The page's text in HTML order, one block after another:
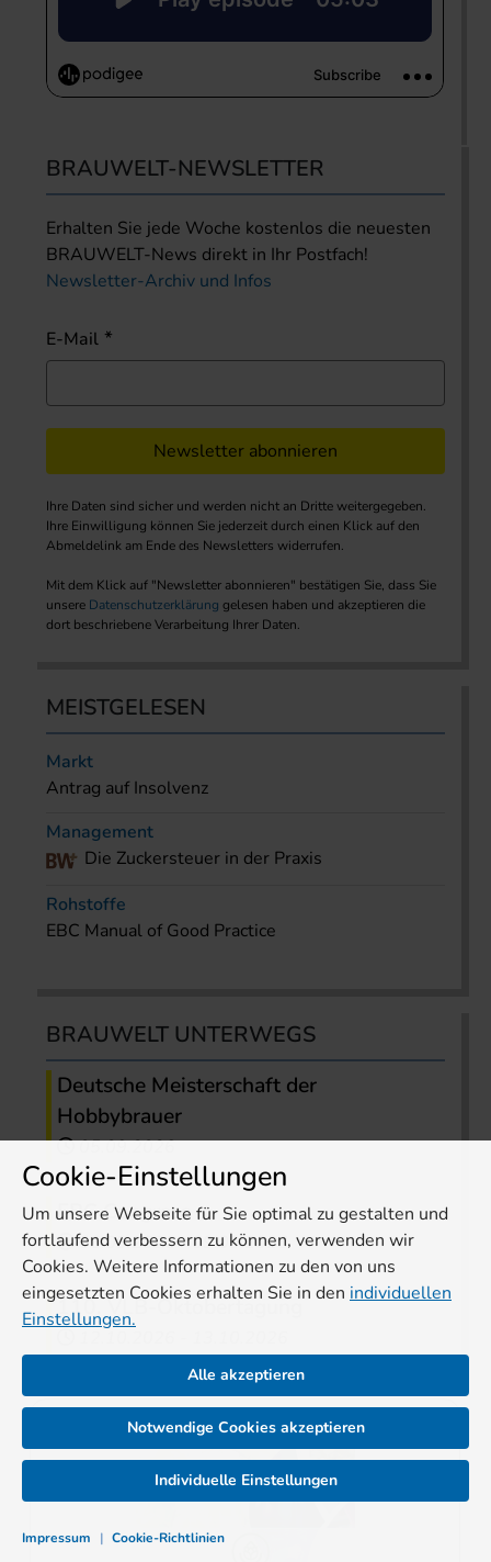
BRAUWELT-NEWSLETTER
Erhalten Sie jede Woche kostenlos die neuesten
BRAUWELT-News direkt in Ihr Postfach!
Newsletter-Archiv und Infos
E-Mail
Newsletter abonnieren
Ihre Daten sind sicher und werden nicht an Dritte weitergegeben.
Ihre Einwilligung können Sie jederzeit durch einen Klick auf den
Abmeldelink am Ende des Newsletters widerrufen.
Mit dem Klick auf "Newsletter abonnieren" bestätigen Sie, dass Sie
unsere Datenschutzerklärung gelesen haben und akzeptieren die
dort beschriebene Verarbeitung Ihrer Daten.
MEISTGELESEN
Markt
Antrag auf Insolvenz
Management
Die Zuckersteuer in der Praxis
Rohstoffe
EBC Manual of Good Practice
BRAUWELT UNTERWEGS
Deutsche Meisterschaft der
Hobbybrauer
05.09.2026
EBC Congress
06.09.2026- 09.09.2026
110. VLB-Oktobertagung
Cookie-Einstellungen
Um unsere Webseite für Sie optimal zu gestalten und
fortlaufend verbessern zu können, verwenden wir
Cookies. Weitere Informationen zu den von uns
eingesetzten Cookies erhalten Sie in den individuellen
Einstellungen.
Alle akzeptieren
Notwendige Cookies akzeptieren
Impressum | Cookie-Richtlinien
Individuelle Einstellungen